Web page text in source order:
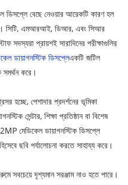
ডিসপ্লে বেছে নেওয়ার আরেকটি কারণ হল
সিটি, এমআরআই, ডিআর, এবং সিআর
সদস্যরা প্রায়শই সারাদিনের পরীক্ষাগুলির
ডায়াগনস্টিক ডিসপ্লেএকটি জটিল
করে।
হচ্ছে, পেশাদার প্রদর্শনের ভূমিকা
সেন্টার, শিক্ষা প্রতিষ্ঠান বা বিশেষ
মেডিকেল ডায়াগনস্টিক ডিসপ্লে
ছবি পর্যালোচনা করতে সাহায্য করে।
সবচেয়ে দৃশ্যমান সরঞ্জাম নাও হতে পারে।